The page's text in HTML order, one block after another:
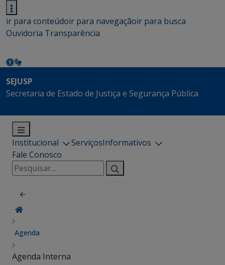
ir para conteúdoir para navegaçãoir para busca
Ouvidoria Transparência
SEJUSP
Secretaria de Estado de Justiça e Segurança Pública
Institucional ServiçosInformativos
Fale Conosco
Pesquisar
por:
Agenda
Agenda Interna